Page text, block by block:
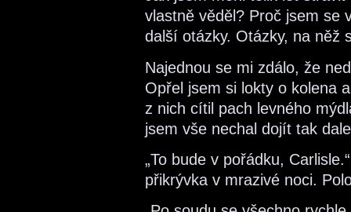
vlastně věděl? Proč jsem se
další otázky. Otázky, na něž
Najednou se mi zdálo, že
Opřel jsem si lokty o kolena
z nich cítil pach levného
jsem vše nechal dojít tak
„To bude v pořádku,
přikrývka v mrazivé noci.